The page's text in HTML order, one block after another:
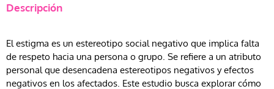
Descripción
El estigma es un estereotipo social negativo que implica falta
de respeto hacia una persona o grupo. Se refiere a un atributo
personal que desencadena estereotipos negativos y efectos
negativos en los afectados. Este estudio busca explorar cómo